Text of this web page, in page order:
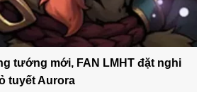
tướng mới, FAN LMHT đặt nghi
tuyết Aurora